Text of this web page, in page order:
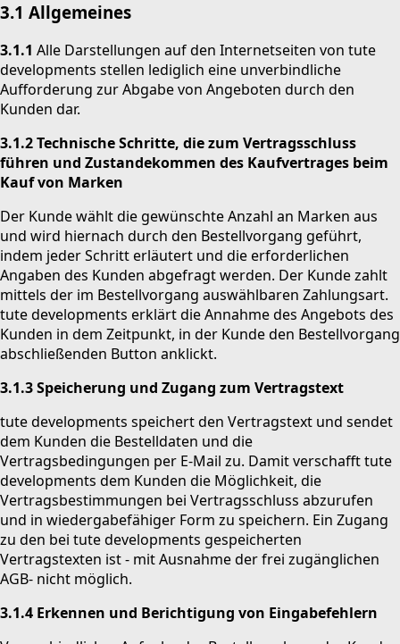
3.1 Allgemeines
3.1.1 Alle Darstellungen auf den Internetseiten von tute
developments stellen lediglich eine unverbindliche
Aufforderung zur Abgabe von Angeboten durch den
Kunden dar.
3.1.2 Technische Schritte, die zum Vertragsschluss
führen und Zustandekommen des Kaufvertrages beim
Kauf von Marken
Der Kunde wählt die gewünschte Anzahl an Marken aus
und wird hiernach durch den Bestellvorgang geführt,
indem jeder Schritt erläutert und die erforderlichen
Angaben des Kunden abgefragt werden. Der Kunde zahlt
mittels der im Bestellvorgang auswählbaren Zahlungsart.
tute developments erklärt die Annahme des Angebots des
Kunden in dem Zeitpunkt, in der Kunde den Bestellvorgang
abschließenden Button anklickt.
3.1.3 Speicherung und Zugang zum Vertragstext
tute developments speichert den Vertragstext und sendet
dem Kunden die Bestelldaten und die
Vertragsbedingungen per E-Mail zu. Damit verschafft tute
developments dem Kunden die Möglichkeit, die
Vertragsbestimmungen bei Vertragsschluss abzurufen
und in wiedergabefähiger Form zu speichern. Ein Zugang
zu den bei tute developments gespeicherten
Vertragstexten ist - mit Ausnahme der frei zugänglichen
AGB- nicht möglich.
3.1.4 Erkennen und Berichtigung von Eingabefehlern